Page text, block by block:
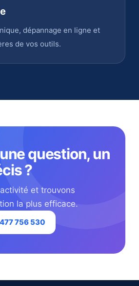
dépannage en ligne et
de vos outils.
question, un
?
et trouvons
la plus efficace.
756 530